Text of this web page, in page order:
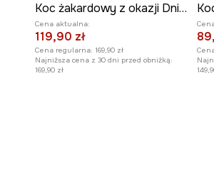
Koc żakardowy z okazji Dnia Psa – Zofia Różycka x Medicine
Cena aktualna:
119,90 zł
Cena regularna: 169,90 zł
Najniższa cena z 30 dni przed obniżką:
169,90 zł